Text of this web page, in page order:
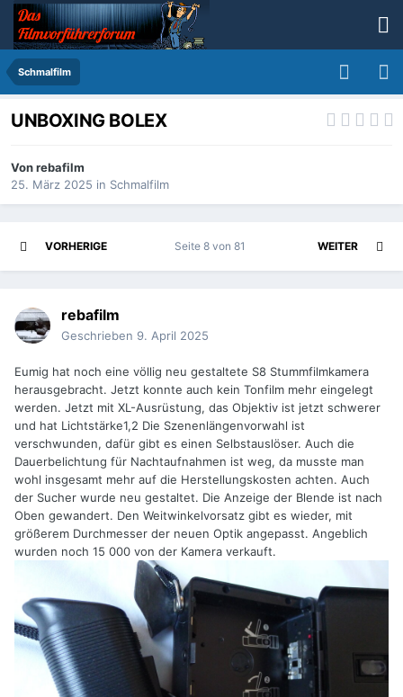
Schmalfilm
UNBOXING BOLEX
Vonrebafilm
25. März 2025 in Schmalfilm
VORHERIGE WEITER
Seite 8 von 81
rebafilm
Geschrieben 9. April 2025
Eumig hat noch eine völlig neu gestaltete S8 Stummfilmkamera
herausgebracht. Jetzt konnte auch kein Tonfilm mehr eingelegt
werden. Jetzt mit XL-Ausrüstung, das Objektiv ist jetzt schwerer
und hat Lichtstärke1,2 Die Szenenlängenvorwahl ist
verschwunden, dafür gibt es einen Selbstauslöser. Auch die
Dauerbelichtung für Nachtaufnahmen ist weg, da musste man
wohl insgesamt mehr auf die Herstellungskosten achten. Auch
der Sucher wurde neu gestaltet. Die Anzeige der Blende ist nach
Oben gewandert. Den Weitwinkelvorsatz gibt es wieder, mit
größerem Durchmesser der neuen Optik angepasst. Angeblich
wurden noch 15 000 von der Kamera verkauft.